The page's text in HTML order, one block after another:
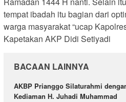
tempat ibadah itu bagian dari
warga masyarakat “ucap
Kapetakan AKP Didi Setiyadi
BACAAN LAINNYA
AKBP Prianggo Silaturahmi
Kediaman H. Juhadi Muhammad